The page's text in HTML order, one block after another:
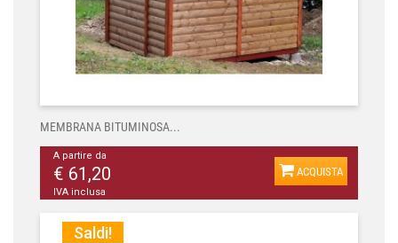
MEMBRANA BITUMINOSA...
A partire da
€ 61,20
IVA inclusa
ACQUISTA
Saldi!